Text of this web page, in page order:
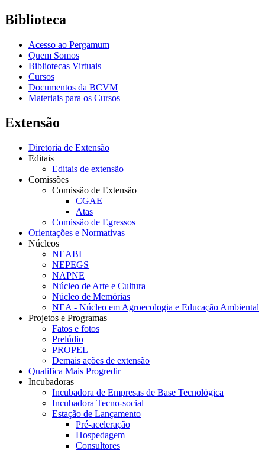
Biblioteca
Acesso ao Pergamum
Quem Somos
Bibliotecas Virtuais
Cursos
Documentos da BCVM
Materiais para os Cursos
Extensão
Diretoria de Extensão
Editais
Editais de extensão
Comissões
Comissão de Extensão
CGAE
Atas
Comissão de Egressos
Orientações e Normativas
Núcleos
NEABI
NEPEGS
NAPNE
Núcleo de Arte e Cultura
Núcleo de Memórias
NEA - Núcleo em Agroecologia e Educação Ambiental
Projetos e Programas
Fatos e fotos
Prelúdio
PROPEL
Demais ações de extensão
Qualifica Mais Progredir
Incubadoras
Incubadora de Empresas de Base Tecnológica
Incubadora Tecno-social
Estação de Lançamento
Pré-aceleração
Hospedagem
Consultores